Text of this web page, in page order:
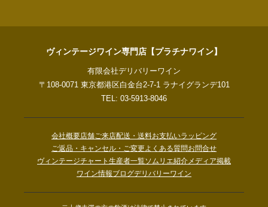
ヴィンテージワイン専門店【プラチナワイン】
有限会社デリバリーワイン
〒108-0071 東京都港区白金台2-7-1 ラナイグランデ101
TEL: 03-5913-8046
会社概要店舗ご来店配送・送料お支払いラッピング
ご返品・キャンセル・ご変更よくある質問お問合せ
ヴィンテージチャート 生産者一覧ソムリエ紹介メディア掲載
ワイン情報ブログデリバリーワイン